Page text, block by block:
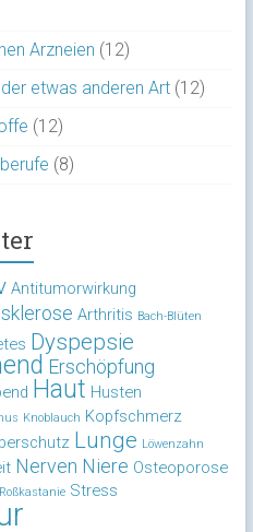
Arzneien (12)
etwas anderen Art(12)
(12)
(8)
Antitumorwirkung
Arthritis Bach-Blüten
Dyspepsie
Erschöpfung
Haut Husten
Knoblauch Kopfschmerz
Lunge Löwenzahn
Nerven Niere Osteoporose
Roßkastanie Stress